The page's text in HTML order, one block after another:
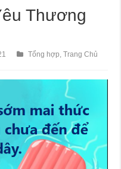
Thương
Tổng hợp,Trang Chủ